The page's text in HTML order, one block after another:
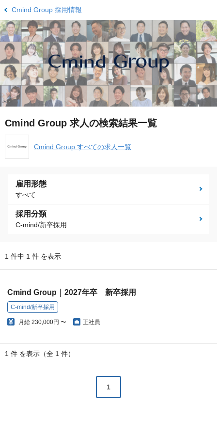
Cmind Group 採用情報
Cmind Group 求人の検索結果一覧
Cmind Group すべての求人一覧
雇用形態
すべて
採用分類
C-mind/新卒採用
1 件中 1 件 を表示
Cmind Group｜2027年卒 新卒採用
C-mind/新卒採用
月給 230,000円 〜 正社員
1 件 を表示（全 1 件）
1